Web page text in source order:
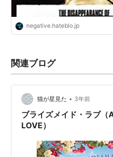
negative.hateblo.jp
関連ブログ
猫が星見た • 3年前
ブライズメイド・ラブ（
LOVE）